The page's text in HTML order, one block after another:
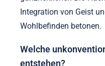
Seltene, aber
Atemtechniken,
Training. Diese